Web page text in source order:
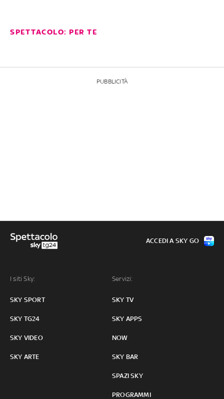
SPETTACOLO: PER TE
PUBBLICITÀ
I siti Sky:
SKY SPORT
SKY TG24
SKY VIDEO
SKY ARTE
Servizi:
SKY TV
SKY APPS
NOW
SKY BAR
SPAZI SKY
PROGRAMMI
ACCEDI A SKY GO